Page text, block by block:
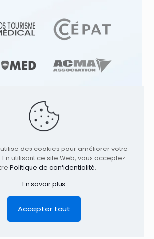
& Ostéopathe à: | Terrebonne |
| . Tous droits réservés.Où nous
trouver
Profil Services
Avis Légal
de confidentialité
des cookies pour améliorer votre
utilisant ce site Web, vous acceptez
Politique de confidentialité.
En savoir plus
Accepter tout